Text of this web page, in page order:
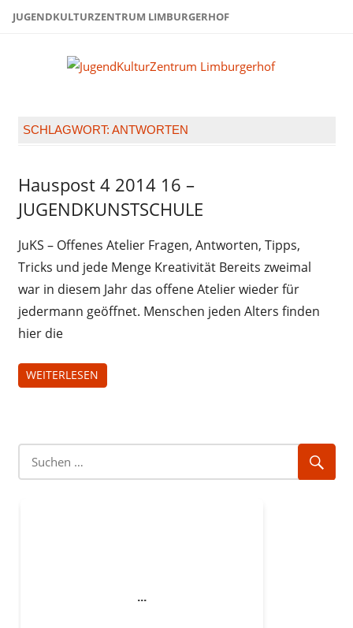
ZumJUGENDKULTURZENTRUM LIMBURGERHOF
SCHLAGWORT: ANTWORTEN
Hauspost
4 2014
Hauspost 4 2014 16 –
JUGENDKUNSTSCHULE
JuKS – Offenes Atelier Fragen, Antworten, Tipps,
Tricks und jede Menge Kreativität Bereits zweimal
war in diesem Jahr das offene Atelier wieder für
jedermann geöffnet. Menschen jeden Alters finden
hier die
WEITERLESEN